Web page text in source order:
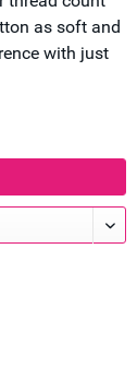
as soft and
with just